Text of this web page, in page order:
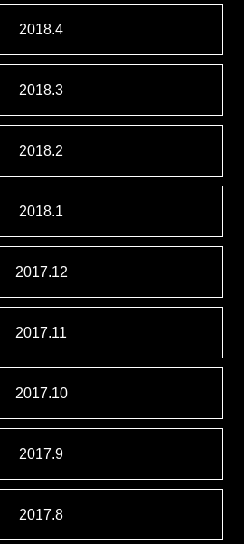
2018.4
2018.3
2018.2
2018.1
2017.12
2017.11
2017.10
2017.9
2017.8